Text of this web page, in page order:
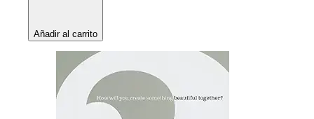
Añadir al carrito